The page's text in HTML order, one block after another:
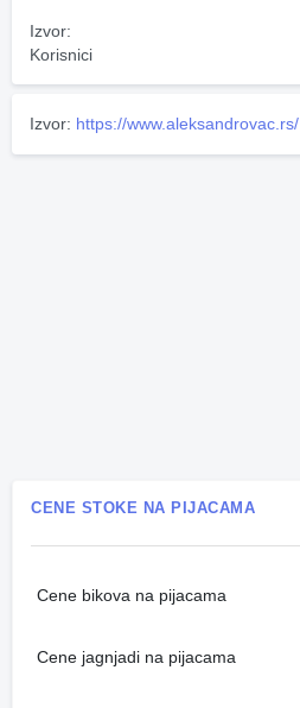
Izvor:
Korisnici
Izvor: https://www.aleksandrovac.rs/
CENE STOKE NA PIJACAMA
Cene bikova na pijacama
Cene jagnjadi na pijacama